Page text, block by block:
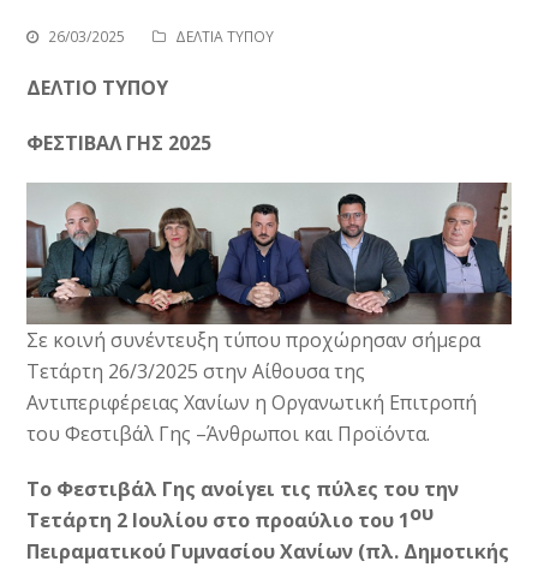
26/03/2025 ΔΕΛΤΙΑ ΤΥΠΟΥ
ΔΕΛΤΙΟ ΤΥΠΟΥ
ΦΕΣΤΙΒΑΛ ΓΗΣ 2025
Σε κοινή συνέντευξη τύπου προχώρησαν σήμερα
Τετάρτη 26/3/2025 στην Αίθουσα της
Αντιπεριφέρειας Χανίων η Oργανωτική Eπιτροπή
του Φεστιβάλ Γης –Άνθρωποι και Προϊόντα.
Το Φεστιβάλ Γης ανοίγει τις πύλες του την
Τετάρτη 2 Ιουλίου στο προαύλιο του 1ου
Πειραματικού Γυμνασίου Χανίων (πλ. Δημοτικής